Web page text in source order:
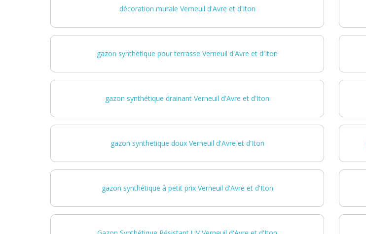
décoration murale Verneuil d'Avre et d'Iton
gazon synthétique pour terrasse Verneuil d'Avre et d'Iton
gazon synthétique drainant Verneuil d'Avre et d'Iton
gazon synthetique doux Verneuil d'Avre et d'Iton
gazon synthétique à petit prix Verneuil d'Avre et d'Iton